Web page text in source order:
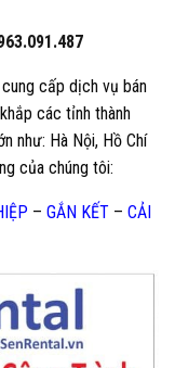
cấp dịch vụ bán
các tỉnh thành
như: Hà Nội, Hồ Chí
của chúng tôi:
– GẮN KẾT– CẢI